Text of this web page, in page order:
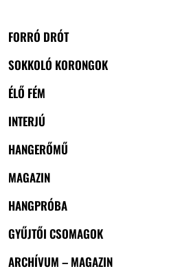
FORRÓ DRÓT
SOKKOLÓ KORONGOK
ÉLŐ FÉM
INTERJÚ
HANGERŐMŰ
MAGAZIN
HANGPRÓBA
GYŰJTŐI CSOMAGOK
ARCHÍVUM – MAGAZIN